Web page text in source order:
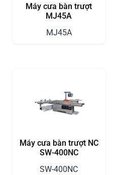
Máy cưa bàn trượt
MJ45A
MJ45A
Máy cưa bàn trượt NC
SW-400NC
SW-400NC